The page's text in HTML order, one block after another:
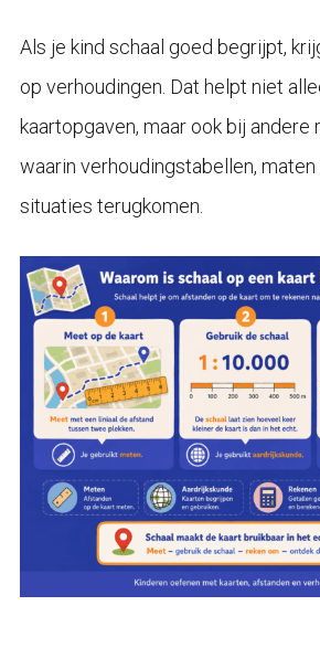
Als je kind schaal goed begrijpt,
op verhoudingen. Dat helpt niet
kaartopgaven, maar ook bij andere
waarin verhoudingstabellen,
situaties terugkomen.